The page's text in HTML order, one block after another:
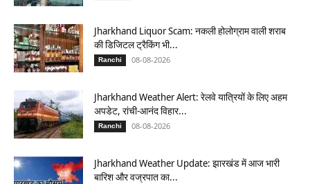
Jharkhand Liquor Scam: नकली होलोग्राम वाली शराब
की डिजिटल ट्रैकिंग भी...
Ranchi 08-08-2026
Jharkhand Weather Alert: रेलवे यात्रियों के लिए अहम
अपडेट, रांची-आनंद विहार...
Ranchi 08-08-2026
Jharkhand Weather Update: झारखंड में आज भारी
बारिश और वज्रपात का...